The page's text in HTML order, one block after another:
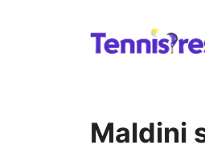
Maldini